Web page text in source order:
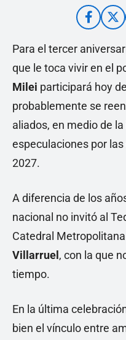
Para el tercer
que le toca vivir en el
Milei participará hoy
probablemente se
aliados, en medio de
especulaciones por
2027.
A diferencia de los
nacional no invitó al
Catedral Metropolitana
Villarruel , con la que
tiempo.
En la última
bien el vínculo entre